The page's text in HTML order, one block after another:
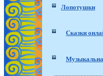
Лопотушки
Сказки